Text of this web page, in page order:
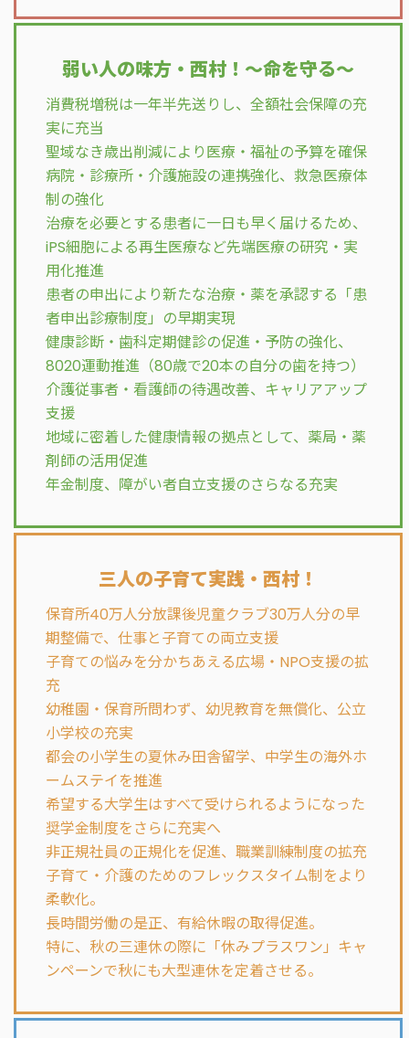
弱い人の味方・西村！～命を守る～
消費税増税は一年半先送りし、全額社会保障の充
実に充当
聖域なき歳出削減により医療・福祉の予算を確保
病院・診療所・介護施設の連携強化、救急医療体
制の強化
治療を必要とする患者に一日も早く届けるため、
iPS細胞による再生医療など先端医療の研究・実
用化推進
患者の申出により新たな治療・薬を承認する「患
者申出診療制度」の早期実現
健康診断・歯科定期健診の促進・予防の強化、
8020運動推進（80歳で20本の自分の歯を持つ）
介護従事者・看護師の待遇改善、キャリアアップ
支援
地域に密着した健康情報の拠点として、薬局・薬
剤師の活用促進
年金制度、障がい者自立支援のさらなる充実
三人の子育て実践・西村！
保育所40万人分放課後児童クラブ30万人分の早
期整備で、仕事と子育ての両立支援
子育ての悩みを分かちあえる広場・NPO支援の拡
充
幼稚園・保育所問わず、幼児教育を無償化、公立
小学校の充実
都会の小学生の夏休み田舎留学、中学生の海外ホ
ームステイを推進
希望する大学生はすべて受けられるようになった
奨学金制度をさらに充実へ
非正規社員の正規化を促進、職業訓練制度の拡充
子育て・介護のためのフレックスタイム制をより
柔軟化。
長時間労働の是正、有給休暇の取得促進。
特に、秋の三連休の際に「休みプラスワン」キャ
ンペーンで秋にも大型連休を定着させる。